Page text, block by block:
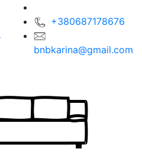
+380687178676
bnbkarina@gmail.com